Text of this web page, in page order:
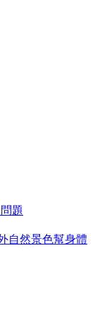
題
自然景色幫身體